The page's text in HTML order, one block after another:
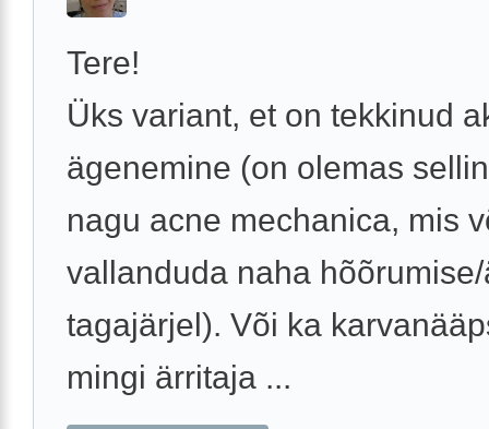
Tere!
Üks variant, et on tekkinud
ägenemine (on olemas
nagu acne mechanica, mis
vallanduda naha
tagajärjel). Või ka
mingi ärritaja ...